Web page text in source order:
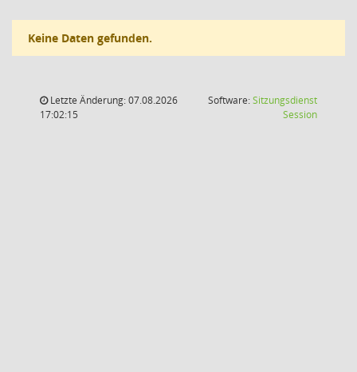
Keine Daten gefunden.
Letzte Änderung: 07.08.2026
17:02:15
Software:Sitzungsdienst
Session(Wird in